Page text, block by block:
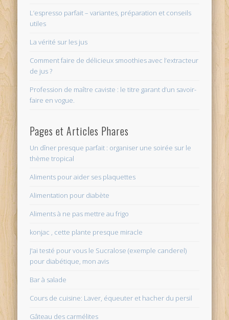
L’espresso parfait – variantes, préparation et conseils
utiles
La vérité sur les jus
Comment faire de délicieux smoothies avec l’extracteur
de jus ?
Profession de maître caviste : le titre garant d’un savoir-
faire en vogue.
Pages et Articles Phares
Un dîner presque parfait : organiser une soirée sur le
thème tropical
Aliments pour aider ses plaquettes
Alimentation pour diabète
Aliments à ne pas mettre au frigo
konjac , cette plante presque miracle
J'ai testé pour vous le Sucralose (exemple canderel)
pour diabétique, mon avis
Bar à salade
Cours de cuisine: Laver, équeuter et hacher du persil
Gâteau des carmélites